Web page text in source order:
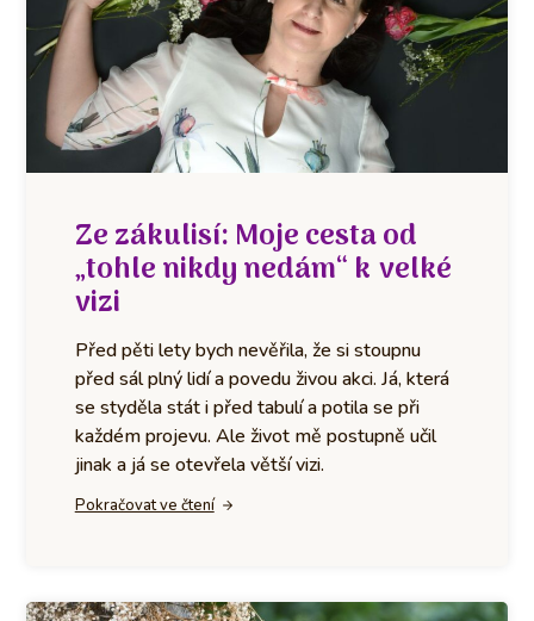
Ze zákulisí: Moje cesta od
„tohle nikdy nedám“ k velké
vizi
Před pěti lety bych nevěřila, že si stoupnu
před sál plný lidí a povedu živou akci. Já, která
se styděla stát i před tabulí a potila se při
každém projevu. Ale život mě postupně učil
jinak a já se otevřela větší vizi.
Pokračovat ve čtení